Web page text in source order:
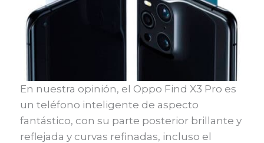
En nuestra opinión, el Oppo Find X3 Pro es
un teléfono inteligente de aspecto
fantástico, con su parte posterior brillante y
reflejada y curvas refinadas, incluso el